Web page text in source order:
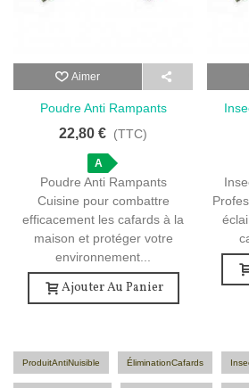
Aimer
Poudre Anti Rampants
Cuisine - 20 Sachets
Efficaces
22,80 € (TTC)
A
Poudre Anti Rampants
Cuisine pour combattre
efficacement les cafards à la
maison et protéger votre
environnement...
Ajouter Au Panier
ProduitAntiNuisible ÉliminationCafards